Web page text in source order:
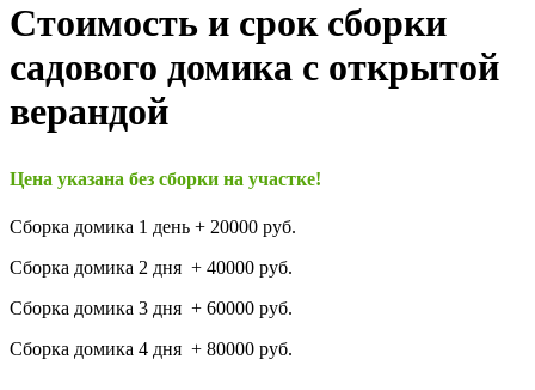
Стоимость и срок сборки
садового домика с открытой
верандой
Цена указана без сборки на участке!
Сборка домика 1 день + 20000 руб.
Сборка домика 2 дня + 40000 руб.
Сборка домика 3 дня + 60000 руб.
Сборка домика 4 дня + 80000 руб.